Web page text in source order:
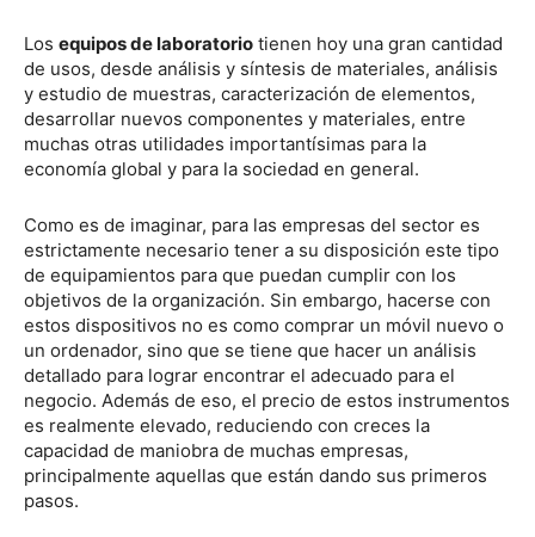
Los equipos de laboratorio tienen hoy una gran cantidad
de usos, desde análisis y síntesis de materiales, análisis
y estudio de muestras, caracterización de elementos,
desarrollar nuevos componentes y materiales, entre
muchas otras utilidades importantísimas para la
economía global y para la sociedad en general.
Como es de imaginar, para las empresas del sector es
estrictamente necesario tener a su disposición este tipo
de equipamientos para que puedan cumplir con los
objetivos de la organización. Sin embargo, hacerse con
estos dispositivos no es como comprar un móvil nuevo o
un ordenador, sino que se tiene que hacer un análisis
detallado para lograr encontrar el adecuado para el
negocio. Además de eso, el precio de estos instrumentos
es realmente elevado, reduciendo con creces la
capacidad de maniobra de muchas empresas,
principalmente aquellas que están dando sus primeros
pasos.